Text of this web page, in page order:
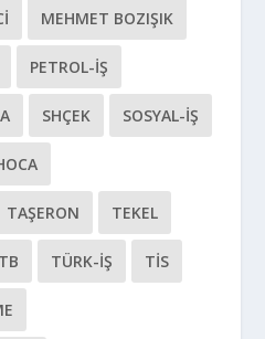
MEHMET BOZIŞIK
PETROL-İŞ
SHÇEK SOSYAL-IŞ
TAŞERON TEKEL
TÜRK-İŞ TİS